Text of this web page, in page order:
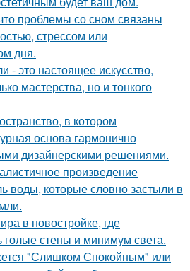
проблемы со сном связаны
стрессом или
дня.
- это настоящее искусство,
мастерства, но и тонкого
в котором
основа гармонично
дизайнерскими решениями.
произведение
воды, которые словно застыли в
в новостройке, где
стены и минимум света.
"Слишком Спокойным" или